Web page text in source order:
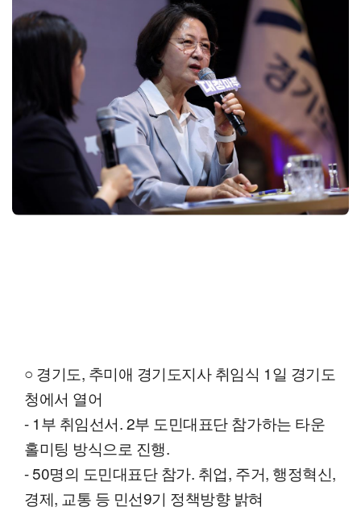
○ 경기도, 추미애 경기도지사 취임식 1일 경기도
청에서 열어
- 1부 취임선서. 2부 도민대표단 참가하는 타운
홀미팅 방식으로 진행.
- 50명의 도민대표단 참가. 취업, 주거, 행정혁신,
경제, 교통 등 민선9기 정책방향 밝혀